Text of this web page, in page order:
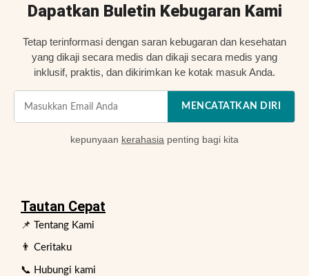
Dapatkan Buletin Kebugaran Kami
Tetap terinformasi dengan saran kebugaran dan kesehatan
yang dikaji secara medis dan dikaji secara medis yang
inklusif, praktis, dan dikirimkan ke kotak masuk Anda.
MENCATATKAN DIRI
kepunyaan kerahasia penting bagi kita
Tautan Cepat
📌 Tentang Kami
👨 Ceritaku
📞 Hubungi kami